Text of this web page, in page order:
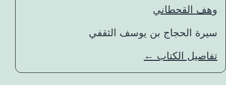
وهف القحطاني
سيرة الحجاج بن يوسف الثقفي
تفاصيل الكتاب ←